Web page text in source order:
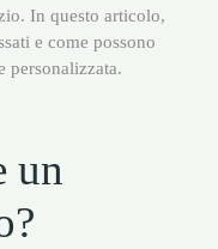
In questo articolo,
e come possono
personalizzata.
un